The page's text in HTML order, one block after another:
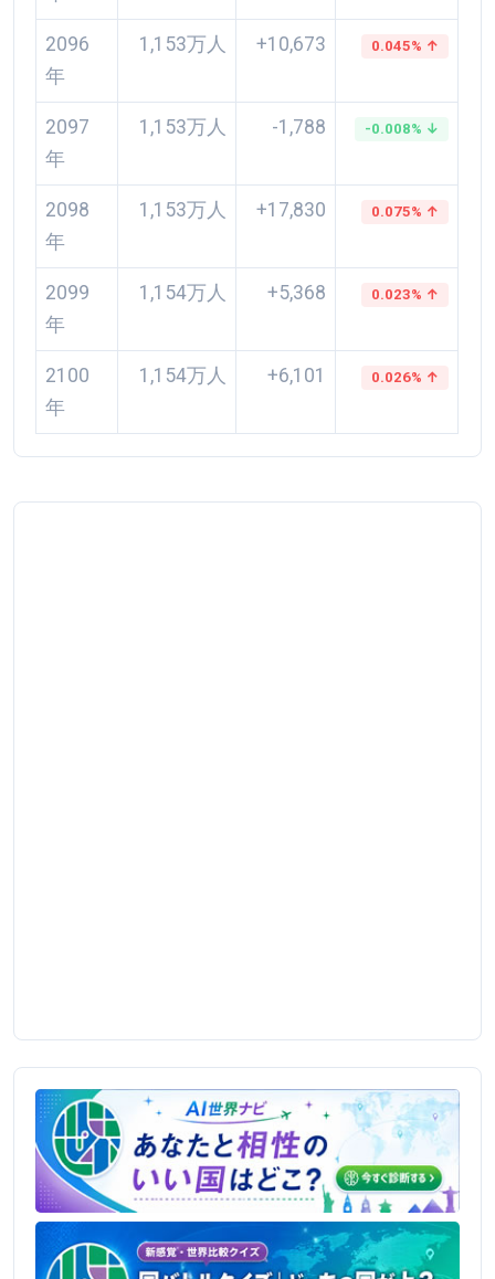
2096
年
1,153万人 +10,673 0.045% ↑
2097
年
1,153万人 -1,788 -0.008% ↓
2098
年
1,153万人 +17,830 0.075% ↑
2099
年
1,154万人 +5,368 0.023% ↑
2100
年
1,154万人 +6,101 0.026% ↑